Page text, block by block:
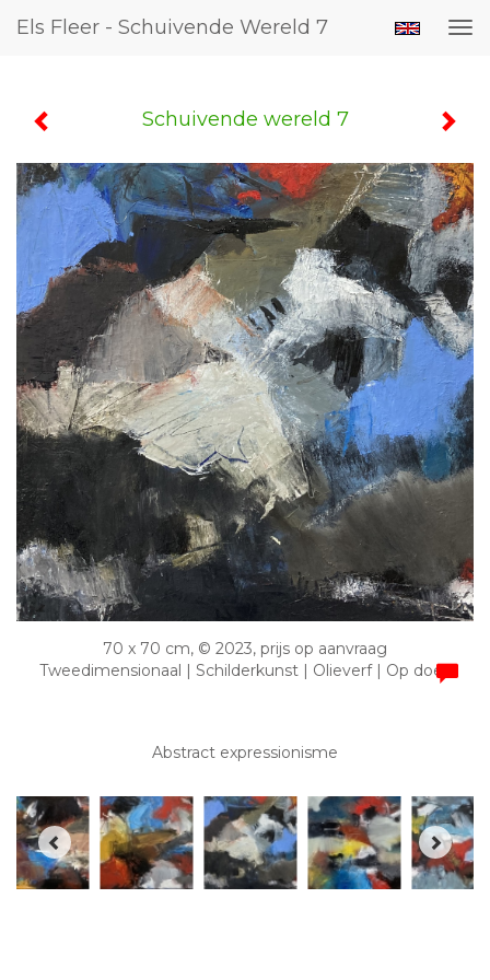
Els Fleer - Schuivende Wereld 7
Schuivende wereld 7
70 x 70 cm, © 2023, prijs op aanvraag
Tweedimensionaal | Schilderkunst | Olieverf | Op doek
Abstract expressionisme